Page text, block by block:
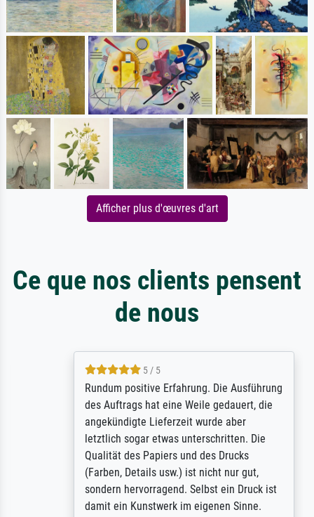
Afficher plus d'œuvres d'art
Ce que nos clients pensent
de nous
5 / 5
Rundum positive Erfahrung. Die Ausführung
des Auftrags hat eine Weile gedauert, die
angekündigte Lieferzeit wurde aber
letztlich sogar etwas unterschritten. Die
Qualität des Papiers und des Drucks
(Farben, Details usw.) ist nicht nur gut,
sondern hervorragend. Selbst ein Druck ist
damit ein Kunstwerk im eigenen Sinne.